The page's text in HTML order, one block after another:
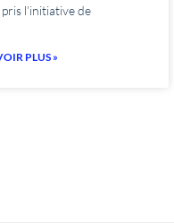
l’initiative de
PLUS »